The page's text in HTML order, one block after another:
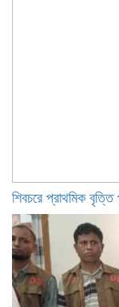
শিবচরে প্রাথমিক